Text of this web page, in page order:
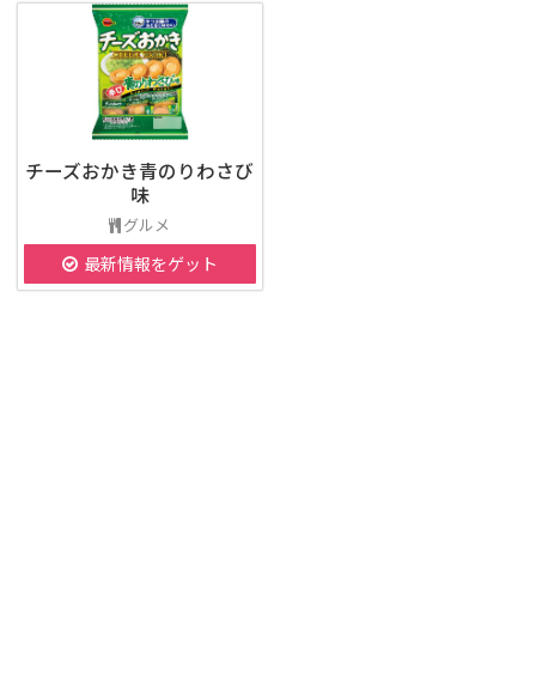
チーズおかき青のりわさび
味
グルメ
最新情報をゲット